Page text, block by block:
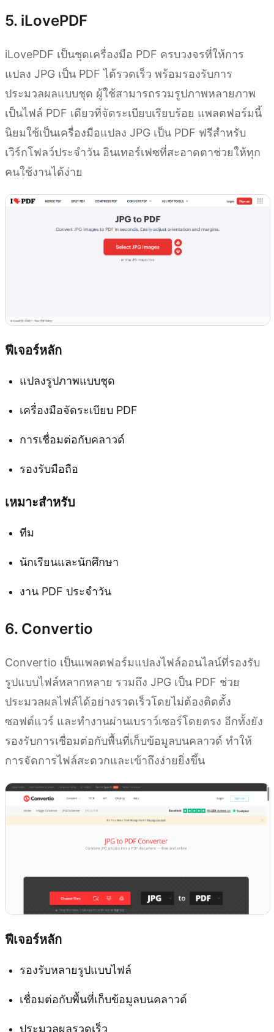
5. iLovePDF
iLovePDF เป็นชุดเครื่องมือ PDF ครบวงจรที่ให้การ
แปลง JPG เป็น PDF ได้รวดเร็ว พร้อมรองรับการ
ประมวลผลแบบชุด ผู้ใช้สามารถรวมรูปภาพหลายภาพ
เป็นไฟล์ PDF เดียวที่จัดระเบียบเรียบร้อย แพลตฟอร์มนี้
นิยมใช้เป็นเครื่องมือแปลง JPG เป็น PDF ฟรีสำหรับ
เวิร์กโฟลว์ประจำวัน อินเทอร์เฟซที่สะอาดตาช่วยให้ทุก
คนใช้งานได้ง่าย
ฟีเจอร์หลัก
แปลงรูปภาพแบบชุด
เครื่องมือจัดระเบียบ PDF
การเชื่อมต่อกับคลาวด์
รองรับมือถือ
เหมาะสำหรับ
ทีม
นักเรียนและนักศึกษา
งาน PDF ประจำวัน
6. Convertio
Convertio เป็นแพลตฟอร์มแปลงไฟล์ออนไลน์ที่รองรับ
รูปแบบไฟล์หลากหลาย รวมถึง JPG เป็น PDF ช่วย
ประมวลผลไฟล์ได้อย่างรวดเร็วโดยไม่ต้องติดตั้ง
ซอฟต์แวร์ และทำงานผ่านเบราว์เซอร์โดยตรง อีกทั้งยัง
รองรับการเชื่อมต่อกับพื้นที่เก็บข้อมูลบนคลาวด์ ทำให้
การจัดการไฟล์สะดวกและเข้าถึงง่ายยิ่งขึ้น
ฟีเจอร์หลัก
รองรับหลายรูปแบบไฟล์
เชื่อมต่อกับพื้นที่เก็บข้อมูลบนคลาวด์
ประมวลผลรวดเร็ว